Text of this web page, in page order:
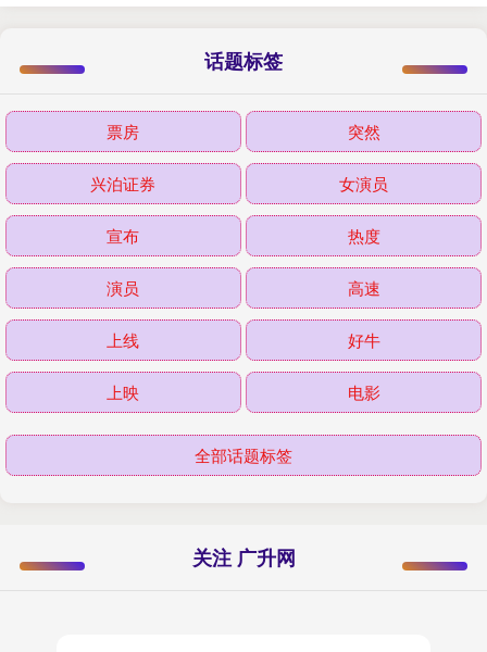
话题标签
票房 突然
兴泊证券 女演员
宣布 热度
演员 高速
上线 好牛
上映 电影
全部话题标签
关注 广升网